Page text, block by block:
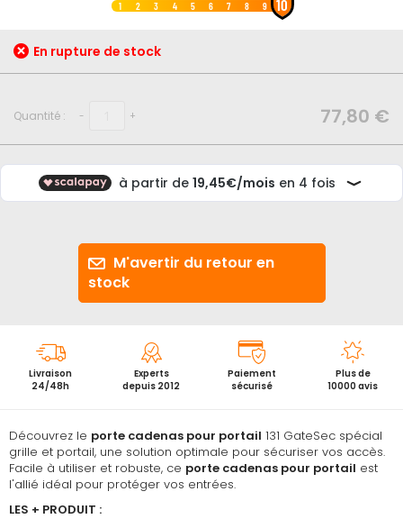
de
la
1 2 3 4 5 6 7 8 9 10
Découvrez le porte cadenas pour portail 131 GateSec spécial
grille et portail, une solution optimale pour sécuriser vos accès.
Facile à utiliser et robuste, ce porte cadenas pour portail est
l'allié idéal pour protéger vos entrées.
LES + PRODUIT :
En rupture de stock
Quantité : - + 77,80 €
M'avertir du retour en
stock
Livraison
24/48h
Experts
depuis 2012
Paiement
sécurisé
Plus de
10000 avis